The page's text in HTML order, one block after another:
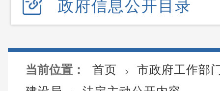
当前位置： 首页 >
市政府工作部